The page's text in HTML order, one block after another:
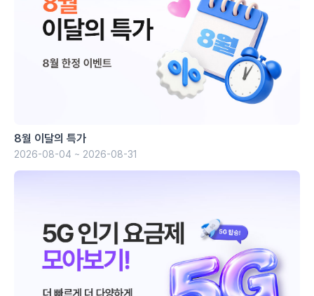
8월 이달의 특가
2026-08-04 ~ 2026-08-31